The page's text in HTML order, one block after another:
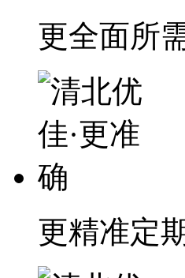
更全面所
更精准定